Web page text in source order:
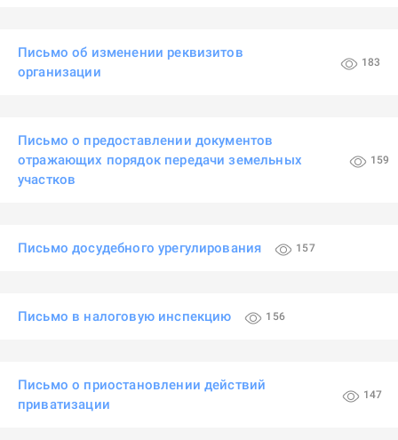
Письмо об изменении реквизитов
организации
183
Письмо о предоставлении документов
отражающих порядок передачи земельных
участков
159
Письмо досудебного урегулирования 157
Письмо в налоговую инспекцию 156
Письмо о приостановлении действий
приватизации
147